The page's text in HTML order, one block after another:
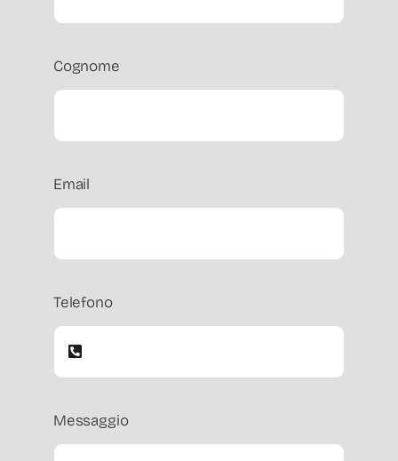
Cognome
Email
Telefono
Messaggio